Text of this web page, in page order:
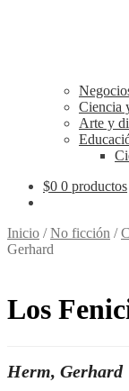
Ciencia
Arte y
$0 0 productos
Inicio /No ficción /
Gerhard
Los
Herm, Gerhard